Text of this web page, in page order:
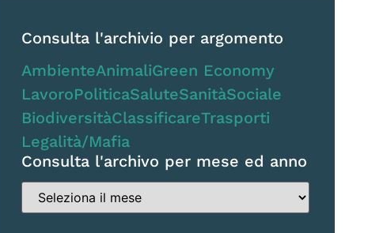
Consulta l'archivio per argomento
AmbienteAnimaliGreen Economy
LavoroPoliticaSaluteSanitàSociale
BiodiversitàClassificareTrasporti
Legalità/Mafia
Consulta l'archivo per mese ed anno